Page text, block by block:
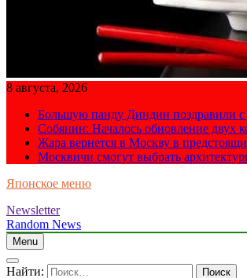
8 августа, 2026
Большую панду Диндин поздравили
Собянин: Началось обновление двух
Жара вернется в Москву в
Москвичи смогут выбрать
Японское меню
Newsletter
Random News
Menu
Найти: